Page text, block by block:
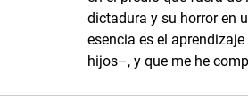
dictadura y su horror en
esencia es el
hijos–, y que me he